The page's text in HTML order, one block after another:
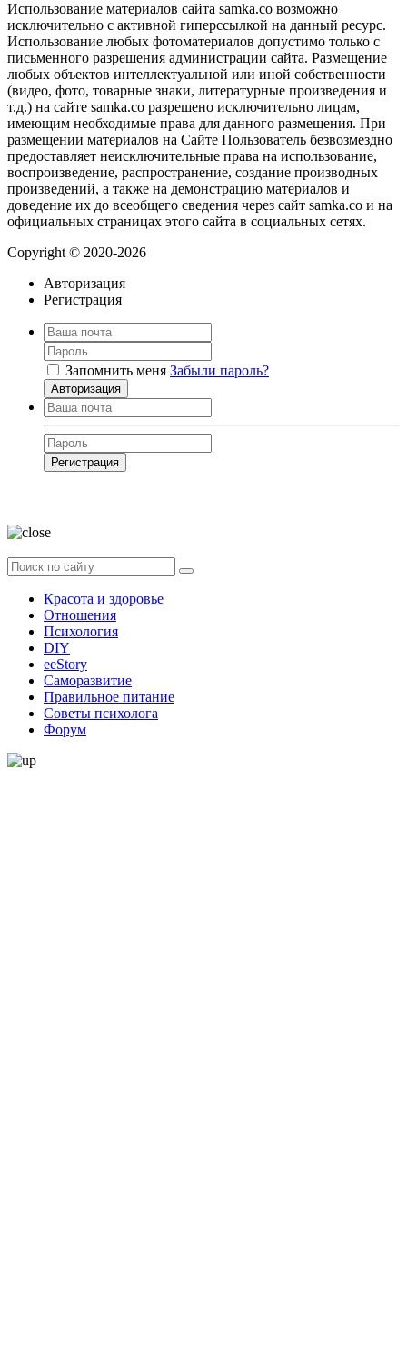
Использование материалов сайта samka.co возможно
исключительно с активной гиперссылкой на данный ресурс.
Использование любых фотоматериалов допустимо только с
письменного разрешения администрации сайта. Размещение
любых объектов интеллектуальной или иной собственности
(видео, фото, товарные знаки, литературные произведения и
т.д.) на сайте samka.co разрешено исключительно лицам,
имеющим необходимые права для данного размещения. При
размещении материалов на Сайте Пользователь безвозмездно
предоставляет неисключительные права на использование,
воспроизведение, распространение, создание производных
произведений, а также на демонстрацию материалов и
доведение их до всеобщего сведения через сайт samka.co и на
официальных страницах этого сайта в социальных сетях.
Copyright © 2020-2026
Авторизация
Регистрация
Запомнить меня Забыли пароль?
Авторизация
Регистрация
Красота и здоровье
Отношения
Психология
DIY
ееStory
Саморазвитие
Правильное питание
Советы психолога
Форум